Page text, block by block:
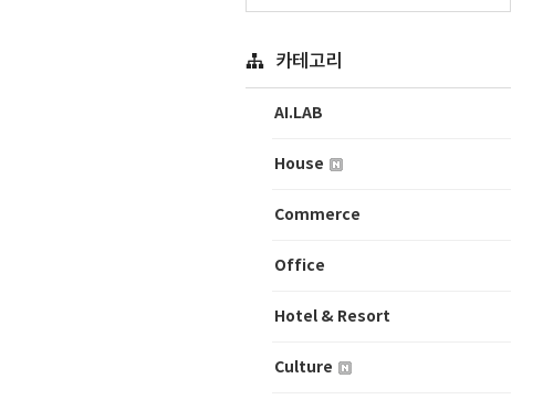
카테고리
AI.LAB
House
Commerce
Office
Hotel & Resort
Culture